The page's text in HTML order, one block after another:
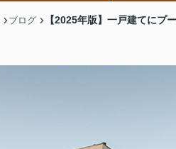
ブログ 【2025年版】一戸建てにプ